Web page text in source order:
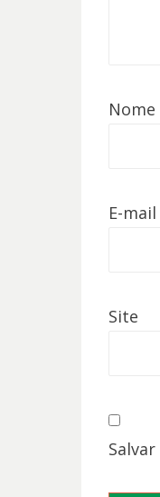
Nome
E-mail
Site